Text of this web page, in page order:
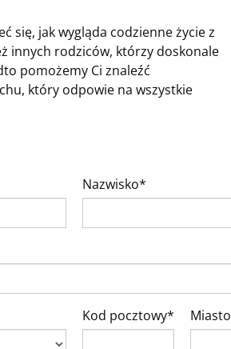
się, jak wygląda codzienne życie z
innych rodziców, którzy doskonale
pomożemy Ci znaleźć
który odpowie na wszystkie
Nazwisko*
Kod pocztowy* Miasto